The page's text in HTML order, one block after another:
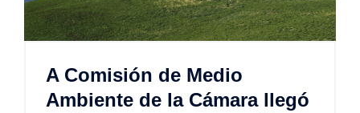
A Comisión de Medio
Ambiente de la Cámara llegó